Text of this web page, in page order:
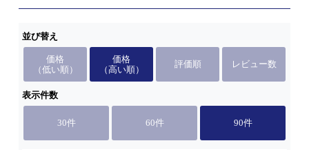
並び替え
価格
（低い順）
価格
（高い順）
評価順 レビュー数
表示件数
30件 60件 90件